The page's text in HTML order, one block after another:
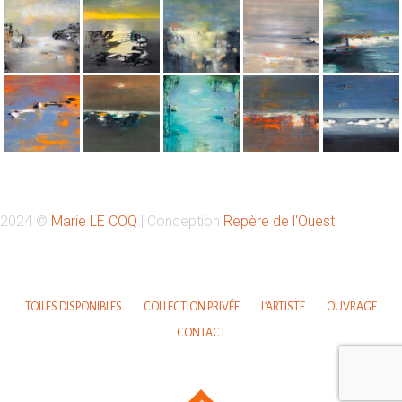
Retrouvez-moi sur Instagram
2024 © Marie LE COQ | Conception Repère de l'Ouest
TOILES DISPONIBLES COLLECTION PRIVÉE L’ARTISTE OUVRAGE
CONTACT